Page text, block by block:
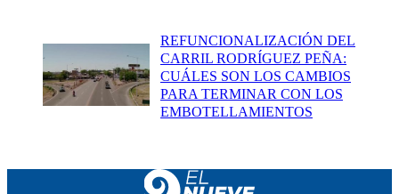
REFUNCIONALIZACIÓN DEL
CARRIL RODRÍGUEZ PEÑA:
CUÁLES SON LOS CAMBIOS
PARA TERMINAR CON LOS
EMBOTELLAMIENTOS